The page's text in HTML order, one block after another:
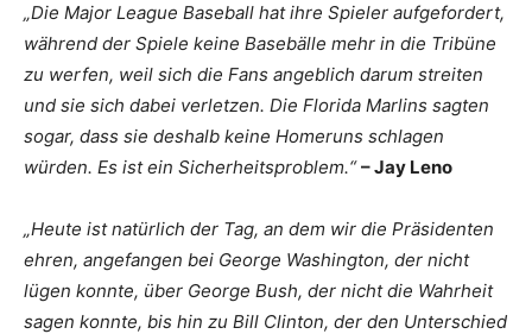
„Die Major League Baseball hat ihre Spieler aufgefordert,
während der Spiele keine Basebälle mehr in die Tribüne
zu werfen, weil sich die Fans angeblich darum streiten
und sie sich dabei verletzen. Die Florida Marlins sagten
sogar, dass sie deshalb keine Homeruns schlagen
würden. Es ist ein Sicherheitsproblem.“– Jay Leno
„Heute ist natürlich der Tag, an dem wir die Präsidenten
ehren, angefangen bei George Washington, der nicht
lügen konnte, über George Bush, der nicht die Wahrheit
sagen konnte, bis hin zu Bill Clinton, der den Unterschied